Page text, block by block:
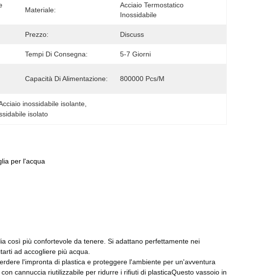
Materiale:
Acciaio Termostatico
Inossidabile
Prezzo: Discuss
Tempi Di Consegna: 5-7 Giorni
Capacità Di Alimentazione: 800000 Pcs/M
inossidabile isolante
isolato
per l'acqua
così più confortevole da tenere. Si adattano perfettamente nei
ad accogliere più acqua.
l'impronta di plastica e proteggere l'ambiente per un'avventura
cannuccia riutilizzabile per ridurre i rifiuti di plasticaQuesto vassoio in